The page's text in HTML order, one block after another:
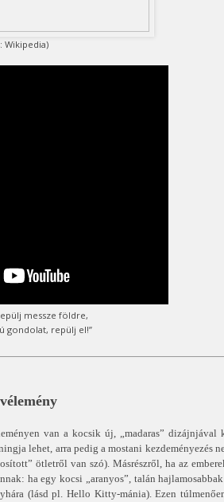
Wikipedia)
messze földre,
gondolat, repülj el!”
van a kocsik új, „madaras” dizájnjával
lehet, arra pedig a mostani kezdeményezés
ötletről van szó). Másrészről, ha az
ha egy kocsi „aranyos”, talán
(lásd pl. Hello Kitty-mánia). Ezen